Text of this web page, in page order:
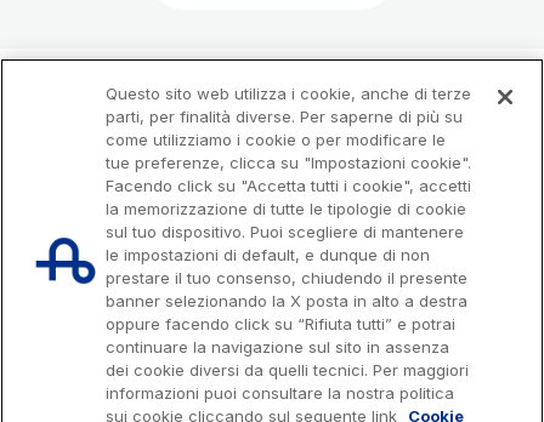
Capitale sociale € 622.027.000,00 interamente versato
Codice fiscale e n. di iscrizione al Registro delle Imprese di Roma
Questo sito web utilizza i cookie, anche di terze
parti, per finalità diverse. Per saperne di più su
come utilizziamo i cookie o per modificare le
tue preferenze, clicca su "Impostazioni cookie".
Facendo click su "Accetta tutti i cookie", accetti
la memorizzazione di tutte le tipologie di cookie
sul tuo dispositivo. Puoi scegliere di mantenere
le impostazioni di default, e dunque di non
prestare il tuo consenso, chiudendo il presente
banner selezionando la X posta in alto a destra
oppure facendo click su “Rifiuta tutti” e potrai
continuare la navigazione sul sito in assenza
dei cookie diversi da quelli tecnici. Per maggiori
informazioni puoi consultare la nostra politica
sui cookie cliccando sul seguente link
Cookie